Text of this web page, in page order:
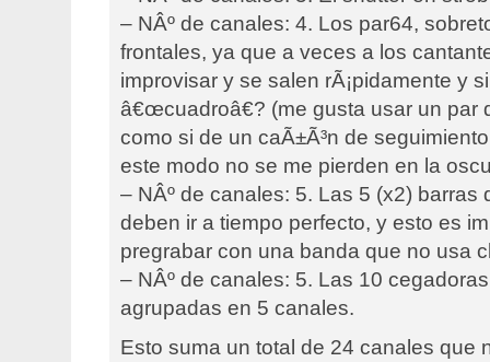
– NÂº de canales: 4. Los par64,
frontales, ya que a veces a los
improvisar y se salen rÃ¡pidamente y
â€œcuadroâ€? (me gusta usar un par
como si de un caÃ±Ã³n de
este modo no se me pierden en la
– NÂº de canales: 5. Las 5 (x2) barras
deben ir a tiempo perfecto, y esto es
pregrabar con una banda que no usa
– NÂº de canales: 5. Las 10
agrupadas en 5 canales.
Esto suma un total de 24 canales que